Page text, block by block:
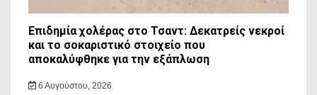
Επιδημία χολέρας στο Τσαντ: Δεκατρείς νεκροί
και το σοκαριστικό στοιχείο που
αποκαλύφθηκε για την εξάπλωση
6 Αυγούστου, 2026